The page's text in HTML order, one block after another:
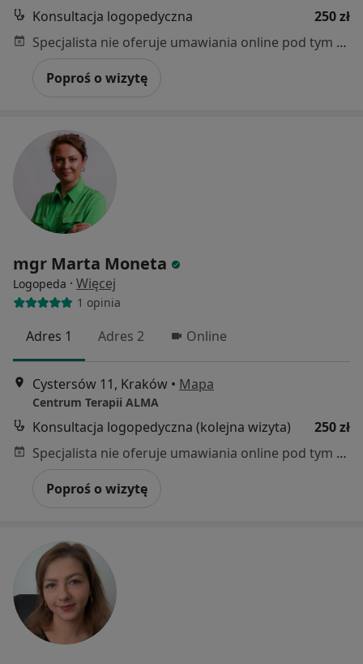
Konsultacja logopedyczna
250 zł
Specjalista nie oferuje umawiania online pod tym adresem.
Poproś o wizytę
mgr Marta Moneta
Logopeda · Więcej
1 opinia
Adres 1 Adres 2 Online
Cystersów 11, Kraków • Mapa
Centrum Terapii ALMA
Konsultacja logopedyczna (kolejna wizyta)
250 zł
Specjalista nie oferuje umawiania online pod tym adresem.
Poproś o wizytę